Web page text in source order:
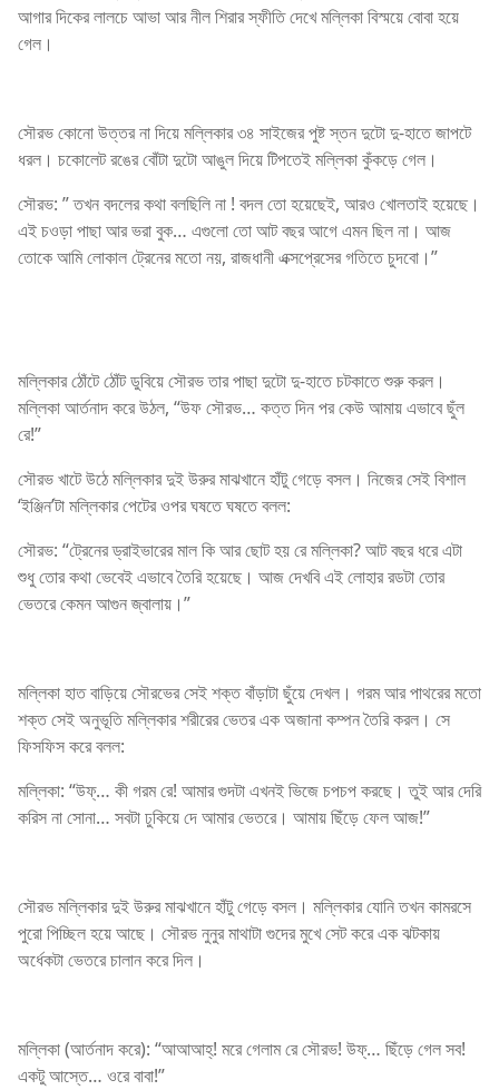
আগার দিকের লালচে আভা আর নীল শিরার স্ফীতি দেখে মল্লিকা বিস্ময়ে বোবা হয়ে
গেল।
সৌরভ কোনো উত্তর না দিয়ে মল্লিকার ৩৪ সাইজের পুষ্ট স্তন দুটো দু-হাতে জাপটে
ধরল। চকোলেট রঙের বোঁটা দুটো আঙুল দিয়ে টিপতেই মল্লিকা কুঁকড়ে গেল।
সৌরভ: ” তখন বদলের কথা বলছিলি না ! বদল তো হয়েছেই, আরও খোলতাই হয়েছে।
এই চওড়া পাছা আর ভরা বুক… এগুলো তো আট বছর আগে এমন ছিল না। আজ
তোকে আমি লোকাল ট্রেনের মতো নয়, রাজধানী এক্সপ্রেসের গতিতে চুদবো।”
মল্লিকার ঠোঁটে ঠোঁট ডুবিয়ে সৌরভ তার পাছা দুটো দু-হাতে চটকাতে শুরু করল।
মল্লিকা আর্তনাদ করে উঠল, “উফ সৌরভ… কত্ত দিন পর কেউ আমায় এভাবে ছুঁল
রে!”
সৌরভ খাটে উঠে মল্লিকার দুই উরুর মাঝখানে হাঁটু গেড়ে বসল। নিজের সেই বিশাল
‘ইঞ্জিন’টা মল্লিকার পেটের ওপর ঘষতে ঘষতে বলল:
সৌরভ: “ট্রেনের ড্রাইভারের মাল কি আর ছোট হয় রে মল্লিকা? আট বছর ধরে এটা
শুধু তোর কথা ভেবেই এভাবে তৈরি হয়েছে। আজ দেখবি এই লোহার রডটা তোর
ভেতরে কেমন আগুন জ্বালায়।”
মল্লিকা হাত বাড়িয়ে সৌরভের সেই শক্ত বাঁড়াটা ছুঁয়ে দেখল। গরম আর পাথরের মতো
শক্ত সেই অনুভূতি মল্লিকার শরীরের ভেতর এক অজানা কম্পন তৈরি করল। সে
ফিসফিস করে বলল:
মল্লিকা: “উফ্… কী গরম রে! আমার গুদটা এখনই ভিজে চপচপ করছে। তুই আর দেরি
করিস না সোনা… সবটা ঢুকিয়ে দে আমার ভেতরে। আমায় ছিঁড়ে ফেল আজ!”
সৌরভ মল্লিকার দুই উরুর মাঝখানে হাঁটু গেড়ে বসল। মল্লিকার যোনি তখন কামরসে
পুরো পিচ্ছিল হয়ে আছে। সৌরভ নুনুর মাথাটা গুদের মুখে সেট করে এক ঝটকায়
অর্ধেকটা ভেতরে চালান করে দিল।
মল্লিকা (আর্তনাদ করে): “আআআহ্! মরে গেলাম রে সৌরভ! উফ্… ছিঁড়ে গেল সব!
একটু আস্তে… ওরে বাবা!”